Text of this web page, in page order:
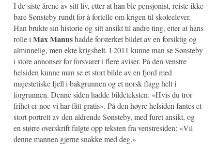
I de siste årene av sitt liv, etter at han ble pensjonist, reiste ikke
bare Sønsteby rundt for å fortelle om krigen til skoleelever.
Han brukte sin historie og sitt ansikt til andre ting, etter at hans
rolle i Max Manushadde forsterket bildet av en forsiktig og
alminnelig, men ekte krigshelt. I 2011 kunne man se Sønsteby
i store annonser for forsvaret i flere aviser. På den venstre
helsiden kunne man se et stort bilde av en fjord med
majestetiske fjell i bakgrunnen og et norsk flagg helt i
forgrunnen. Denne siden hadde bildeteksten: «Hvis du tror
frihet er noe vi har fått gratis». På den høyre helsiden fantes et
stort portrett av den aldrende Sønsteby, med furet ansikt, og
en større overskrift fulgte opp teksten fra venstresiden: «Vil
denne mannen gjerne snakke med deg.»